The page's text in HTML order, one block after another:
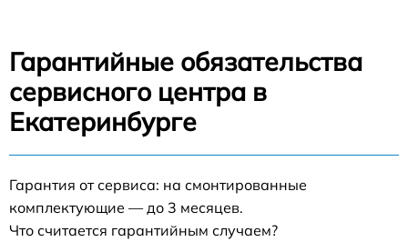
Гарантийные обязательства
сервисного центра в
Екатеринбурге
Гарантия от сервиса: на смонтированные
комплектующие — до 3 месяцев.
Что считается гарантийным случаем?